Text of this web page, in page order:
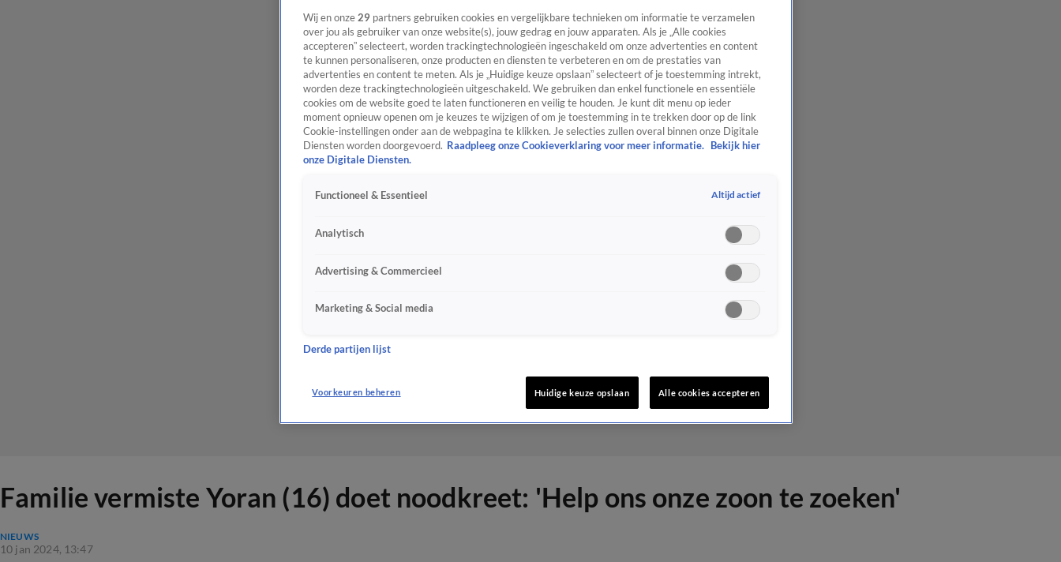
Familie vermiste Yoran (16) doet noodkreet: 'Help ons onze zoon te zoeken'
NIEUWS
10 jan 2024, 13:47
Wij en onze 29 partners gebruiken cookies en vergelijkbare technieken om informatie te verzamelen
over jou als gebruiker van onze website(s), jouw gedrag en jouw apparaten. Als je „Alle cookies
accepteren” selecteert, worden trackingtechnologieën ingeschakeld om onze advertenties en content
te kunnen personaliseren, onze producten en diensten te verbeteren en om de prestaties van
advertenties en content te meten. Als je „Huidige keuze opslaan” selecteert of je toestemming intrekt,
worden deze trackingtechnologieën uitgeschakeld. We gebruiken dan enkel functionele en essentiële
cookies om de website goed te laten functioneren en veilig te houden. Je kunt dit menu op ieder
moment opnieuw openen om je keuzes te wijzigen of om je toestemming in te trekken door op de link
Cookie-instellingen onder aan de webpagina te klikken. Je selecties zullen overal binnen onze Digitale
Diensten worden doorgevoerd. Raadpleeg onze Cookieverklaring voor meer informatie.
Bekijk hier
onze Digitale Diensten.
Functioneel & Essentieel Altijd actief
Analytisch
Advertising & Commercieel
Marketing & Social media
Derde partijen lijst
Voorkeuren beheren Huidige keuze opslaan Alle cookies accepteren